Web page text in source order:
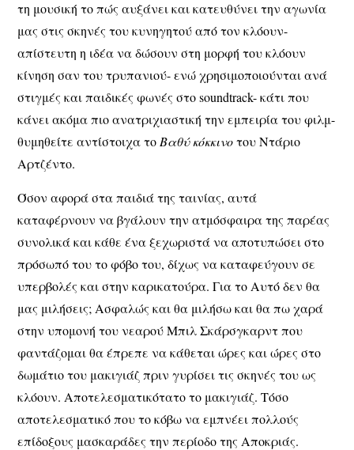
τη μουσική το πώς αυξάνει και κατευθύνει την αγωνία
μας στις σκηνές του κυνηγητού από τον κλόουν-
απίστευτη η ιδέα να δώσουν στη μορφή του κλόουν
κίνηση σαν του τρυπανιού- ενώ χρησιμοποιούνται ανά
στιγμές και παιδικές φωνές στο soundtrack- κάτι που
κάνει ακόμα πιο ανατριχιαστική την εμπειρία του φιλμ-
θυμηθείτε αντίστοιχα τοΒαθύ κόκκινοτου Ντάριο
Αρτζέντο.
Όσον αφορά στα παιδιά της ταινίας, αυτά
καταφέρνουν να βγάλουν την ατμόσφαιρα της παρέας
συνολικά και κάθε ένα ξεχωριστά να αποτυπώσει στο
πρόσωπό του το φόβο του, δίχως να καταφεύγουν σε
υπερβολές και στην καρικατούρα. Για το Αυτό δεν θα
μας μιλήσεις; Ασφαλώς και θα μιλήσω και θα πω χαρά
στην υπομονή του νεαρού Μπιλ Σκάρσγκαρντ που
φαντάζομαι θα έπρεπε να κάθεται ώρες και ώρες στο
δωμάτιο του μακιγιάζ πριν γυρίσει τις σκηνές του ως
κλόουν. Αποτελεσματικότατο το μακιγιάζ. Τόσο
αποτελεσματικό που το κόβω να εμπνέει πολλούς
επίδοξους μασκαράδες την περίοδο της Αποκριάς.